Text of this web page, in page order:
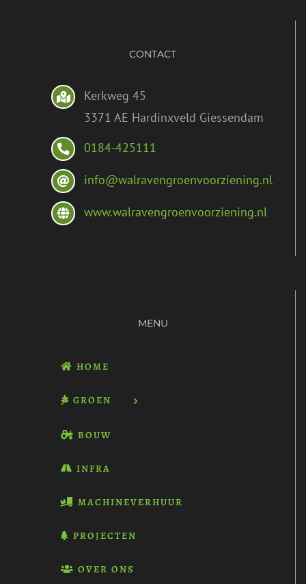
CONTACT
Kerkweg 45
3371 AE Hardinxveld Giessendam
0184-425111
info@walravengroenvoorziening.nl
www.walravengroenvoorziening.nl
MENU
HOME
GROEN
BOUW
INFRA
MACHINEVERHUUR
PROJECTEN
OVER ONS